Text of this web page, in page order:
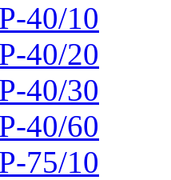
40/10
40/20
40/30
40/60
75/10